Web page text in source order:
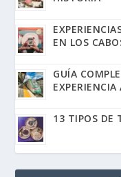
EN LOS
GUÍA
13 TIPOS DE